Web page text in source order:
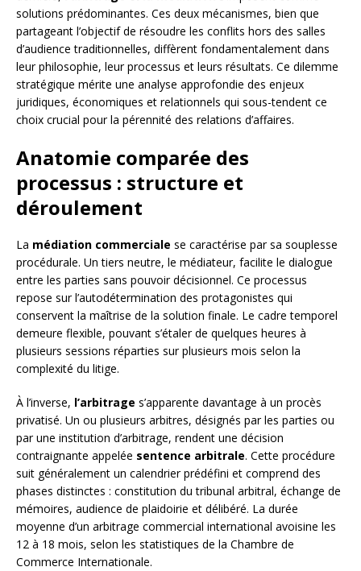
solutions prédominantes. Ces deux mécanismes, bien que
partageant l’objectif de résoudre les conflits hors des salles
d’audience traditionnelles, diffèrent fondamentalement dans
leur philosophie, leur processus et leurs résultats. Ce dilemme
stratégique mérite une analyse approfondie des enjeux
juridiques, économiques et relationnels qui sous-tendent ce
choix crucial pour la pérennité des relations d’affaires.
Anatomie comparée des
processus : structure et
déroulement
La médiation commerciale se caractérise par sa souplesse
procédurale. Un tiers neutre, le médiateur, facilite le dialogue
entre les parties sans pouvoir décisionnel. Ce processus
repose sur l’autodétermination des protagonistes qui
conservent la maîtrise de la solution finale. Le cadre temporel
demeure flexible, pouvant s’étaler de quelques heures à
plusieurs sessions réparties sur plusieurs mois selon la
complexité du litige.
À l’inverse, l’arbitrage s’apparente davantage à un procès
privatisé. Un ou plusieurs arbitres, désignés par les parties ou
par une institution d’arbitrage, rendent une décision
contraignante appelée sentence arbitrale. Cette procédure
suit généralement un calendrier prédéfini et comprend des
phases distinctes : constitution du tribunal arbitral, échange de
mémoires, audience de plaidoirie et délibéré. La durée
moyenne d’un arbitrage commercial international avoisine les
12 à 18 mois, selon les statistiques de la Chambre de
Commerce Internationale.